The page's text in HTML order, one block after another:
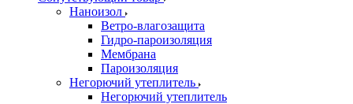
Наноизол
Ветро-влагозащита
Гидро-пароизоляция
Мембрана
Пароизоляция
Негорючий утеплитель
Негорючий утеплитель